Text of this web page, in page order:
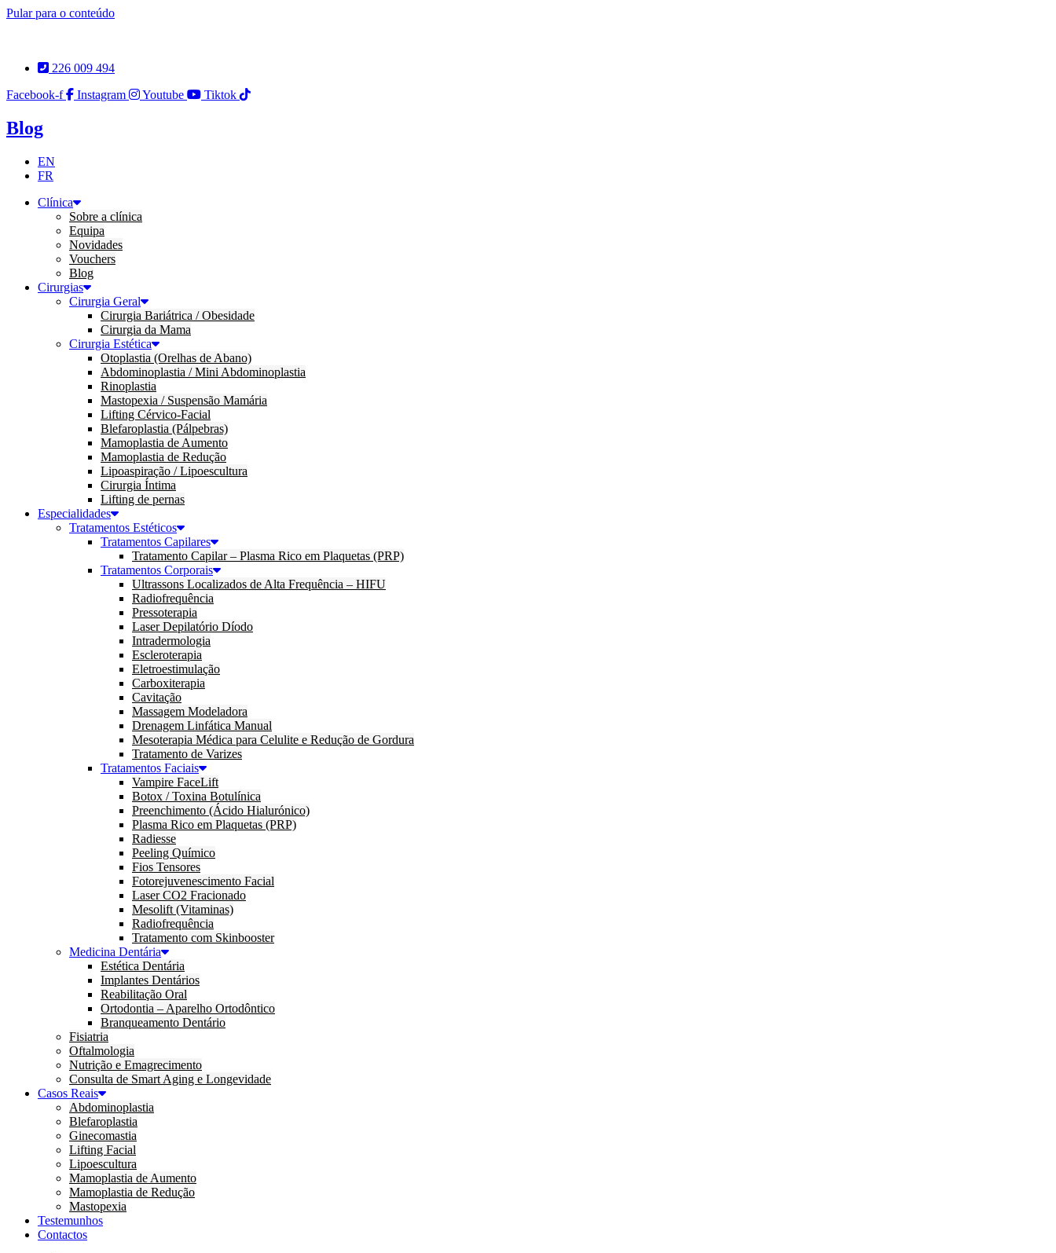
Pular para o conteúdo
226 009 494
Facebook-f
Instagram Youtube Tiktok
Blog
EN
FR
Clínica
Sobre a clínica
Equipa
Novidades
Vouchers
Blog
Cirurgias
Cirurgia Geral
Cirurgia Bariátrica / Obesidade
Cirurgia da Mama
Cirurgia Estética
Otoplastia (Orelhas de Abano)
Abdominoplastia / Mini Abdominoplastia
Rinoplastia
Mastopexia / Suspensão Mamária
Lifting Cérvico-Facial
Blefaroplastia (Pálpebras)
Mamoplastia de Aumento
Mamoplastia de Redução
Lipoaspiração / Lipoescultura
Cirurgia Íntima
Lifting de pernas
Especialidades
Tratamentos Estéticos
Tratamentos Capilares
Tratamento Capilar – Plasma Rico em Plaquetas (PRP)
Tratamentos Corporais
Ultrassons Localizados de Alta Frequência – HIFU
Radiofrequência
Pressoterapia
Laser Depilatório Díodo
Intradermologia
Escleroterapia
Eletroestimulação
Carboxiterapia
Cavitação
Massagem Modeladora
Drenagem Linfática Manual
Mesoterapia Médica para Celulite e Redução de Gordura
Tratamento de Varizes
Tratamentos Faciais
Vampire FaceLift
Botox / Toxina Botulínica
Preenchimento (Ácido Hialurónico)
Plasma Rico em Plaquetas (PRP)
Radiesse
Peeling Químico
Fios Tensores
Fotorejuvenescimento Facial
Laser CO2 Fracionado
Mesolift (Vitaminas)
Radiofrequência
Tratamento com Skinbooster
Medicina Dentária
Estética Dentária
Implantes Dentários
Reabilitação Oral
Ortodontia – Aparelho Ortodôntico
Branqueamento Dentário
Fisiatria
Oftalmologia
Nutrição e Emagrecimento
Consulta de Smart Aging e Longevidade
Casos Reais
Abdominoplastia
Blefaroplastia
Ginecomastia
Lifting Facial
Lipoescultura
Mamoplastia de Aumento
Mamoplastia de Redução
Mastopexia
Testemunhos
Contactos